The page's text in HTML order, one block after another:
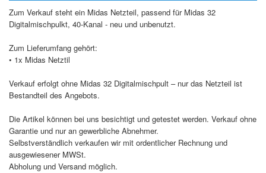
Zum Verkauf steht ein Midas Netzteil, passend für Midas 32
Digitalmischpulkt, 40-Kanal - neu und unbenutzt.
Zum Lieferumfang gehört:
• 1x Midas Netztil
Verkauf erfolgt ohne Midas 32 Digitalmischpult – nur das Netzteil ist
Bestandteil des Angebots.
Die Artikel können bei uns besichtigt und getestet werden. Verkauf ohne
Garantie und nur an gewerbliche Abnehmer.
Selbstverständlich verkaufen wir mit ordentlicher Rechnung und
ausgewiesener MWSt.
Abholung und Versand möglich.